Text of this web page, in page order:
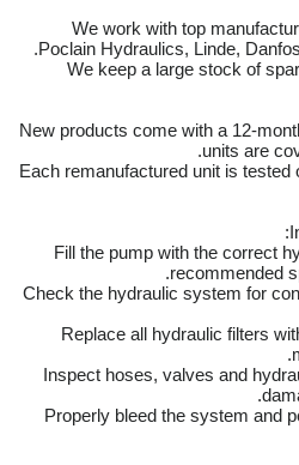
We work with top
Poclain Hydraulics, Linde,
We keep a large stock of
New products come with a 12-
units are
Each remanufactured unit is
– Fill the pump with the correct
recommended
– Check the hydraulic system for
– Replace all hydraulic filters
– Inspect hoses, valves and
– Properly bleed the system and